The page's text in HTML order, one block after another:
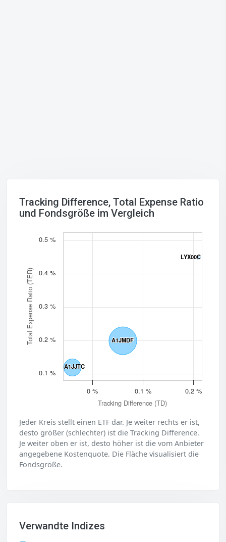
Tracking Difference, Total Expense Ratio
und Fondsgröße im Vergleich
Tracking Difference (TD)
Total Expense Ratio (TER)
A1JJTC
A1JJTC
A1JMDF
A1JMDF
LYX00C
LYX00C
0 % 0.1 % 0.2 %
0.1 %
0.2 %
0.3 %
0.4 %
0.5 %
Jeder Kreis stellt einen ETF dar. Je weiter rechts er ist,
desto größer (schlechter) ist die Tracking Difference.
Je weiter oben er ist, desto höher ist die vom Anbieter
angegebene Kostenquote. Die Fläche visualisiert die
Fondsgröße.
Verwandte Indizes